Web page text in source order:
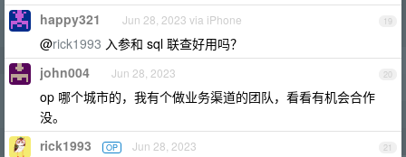
19
happy321 Jun 28, 2023 via iPhone
@rick1993 入参和 sql 联查好用吗？
20
john004 Jun 28, 2023
op 哪个城市的，我有个做业务渠道的团队，看看有机会合作
没。
21
rick1993 OP Jun 28, 2023